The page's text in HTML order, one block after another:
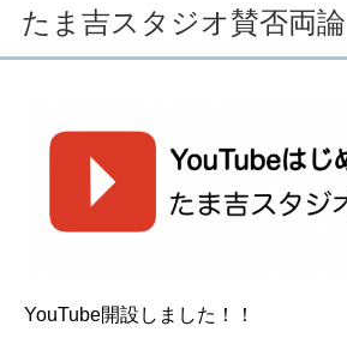
たま吉スタジオ賛否両論
YouTube開設しました！！